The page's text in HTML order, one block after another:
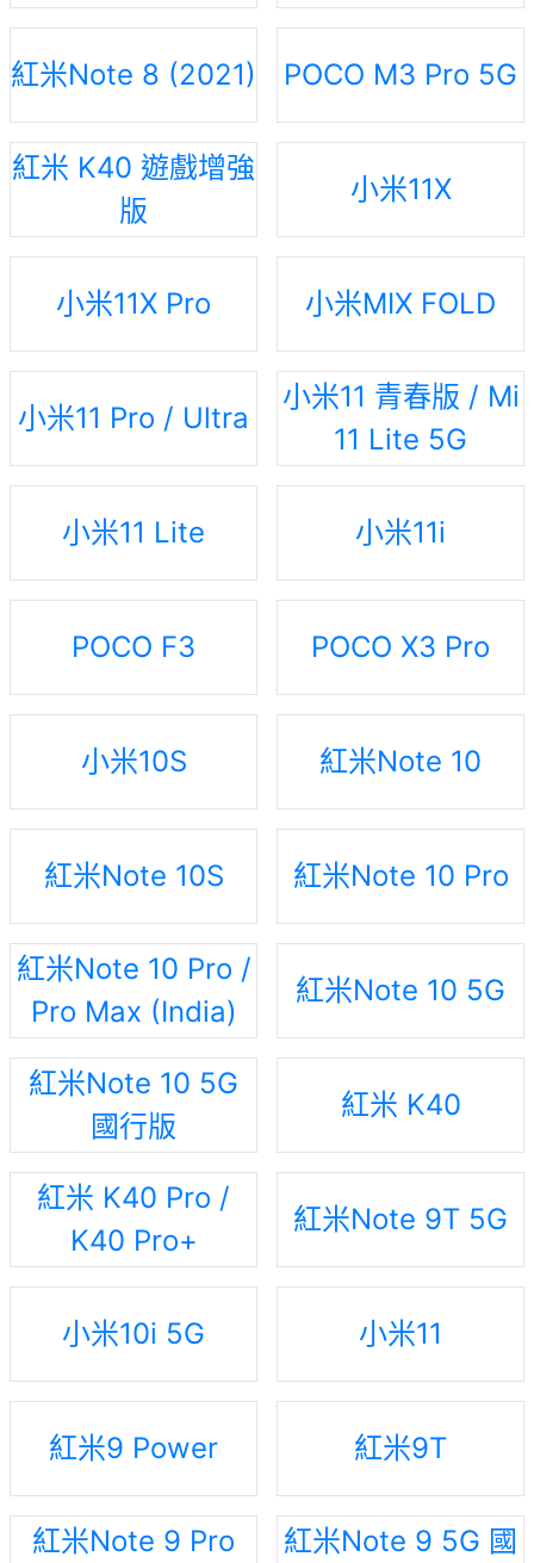
紅米Note 8 (2021) POCO M3 Pro 5G
紅米 K40 遊戲增強
版
小米11X
小米11X Pro 小米MIX FOLD
小米11 Pro / Ultra
小米11 青春版 / Mi
11 Lite 5G
小米11 Lite 小米11i
POCO F3 POCO X3 Pro
小米10S 紅米Note 10
紅米Note 10S 紅米Note 10 Pro
紅米Note 10 Pro /
Pro Max (India)
紅米Note 10 5G
紅米Note 10 5G
國行版
紅米 K40
紅米 K40 Pro /
K40 Pro+
紅米Note 9T 5G
小米10i 5G 小米11
紅米9 Power 紅米9T
紅米Note 9 Pro
紅米Note 9 5G 國